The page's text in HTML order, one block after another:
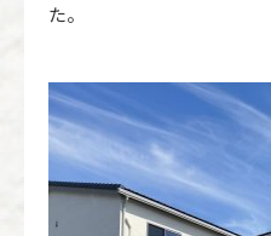
た。